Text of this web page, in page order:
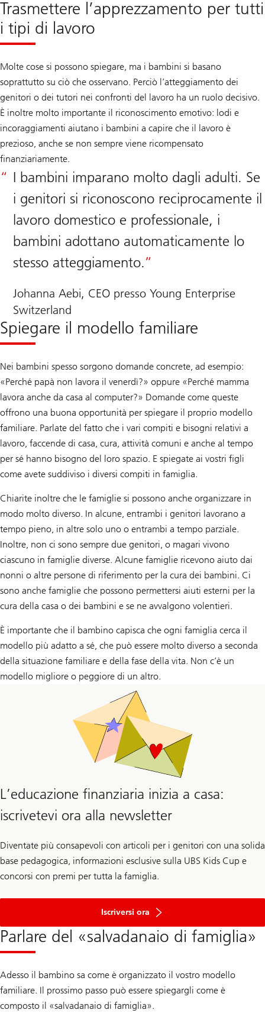
Trasmettere l’apprezzamento per tutti
i tipi di lavoro
Molte cose si possono spiegare, ma i bambini si basano
soprattutto su ciò che osservano. Perciò l’atteggiamento dei
genitori o dei tutori nei confronti del lavoro ha un ruolo decisivo.
È inoltre molto importante il riconoscimento emotivo: lodi e
incoraggiamenti aiutano i bambini a capire che il lavoro è
prezioso, anche se non sempre viene ricompensato
finanziariamente.
I bambini imparano molto dagli adulti. Se
i genitori si riconoscono reciprocamente il
lavoro domestico e professionale, i
bambini adottano automaticamente lo
stesso atteggiamento.
Johanna Aebi, CEO presso Young Enterprise
Switzerland
Spiegare il modello familiare
Nei bambini spesso sorgono domande concrete, ad esempio:
«Perché papà non lavora il venerdì?» oppure «Perché mamma
lavora anche da casa al computer?» Domande come queste
offrono una buona opportunità per spiegare il proprio modello
familiare. Parlate del fatto che i vari compiti e bisogni relativi a
lavoro, faccende di casa, cura, attività comuni e anche al tempo
per sé hanno bisogno del loro spazio. E spiegate ai vostri figli
come avete suddiviso i diversi compiti in famiglia.
Chiarite inoltre che le famiglie si possono anche organizzare in
modo molto diverso. In alcune, entrambi i genitori lavorano a
tempo pieno, in altre solo uno o entrambi a tempo parziale.
Inoltre, non ci sono sempre due genitori, o magari vivono
ciascuno in famiglie diverse. Alcune famiglie ricevono aiuto dai
nonni o altre persone di riferimento per la cura dei bambini. Ci
sono anche famiglie che possono permettersi aiuti esterni per la
cura della casa o dei bambini e se ne avvalgono volentieri.
È importante che il bambino capisca che ogni famiglia cerca il
modello più adatto a sé, che può essere molto diverso a seconda
della situazione familiare e della fase della vita. Non c’è un
modello migliore o peggiore di un altro.
L’educazione finanziaria inizia a casa:
iscrivetevi ora alla newsletter
Diventate più consapevoli con articoli per i genitori con una solida
base pedagogica, informazioni esclusive sulla UBS Kids Cup e
concorsi con premi per tutta la famiglia.
Iscriversi ora
Parlare del «salvadanaio di famiglia»
Adesso il bambino sa come è organizzato il vostro modello
familiare. Il prossimo passo può essere spiegargli come è
composto il «salvadanaio di famiglia».